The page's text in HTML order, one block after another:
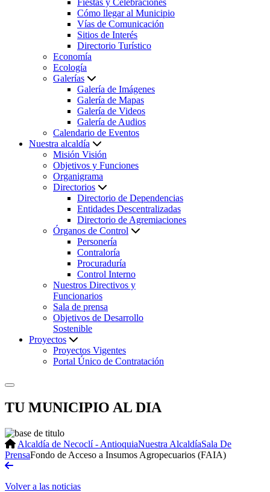
Cómo llegar al Municipio
Vías de Comunicación
Sitios de Interés
Directorio Turístico
Economía
Ecología
Galerías
Galería de Imágenes
Galería de Mapas
Galería de Videos
Galería de Audios
Calendario de Eventos
Nuestra alcaldía
Misión Visión
Objetivos y Funciones
Organigrama
Directorios
Directorio de Dependencias
Entidades Descentralizadas
Directorio de Agremiaciones
Órganos de Control
Personería
Contraloría
Procuraduría
Control Interno
Nuestros Directivos y
Funcionarios
Sala de prensa
Objetivos de Desarrollo
Sostenible
Proyectos
Proyectos Vigentes
Portal Único de Contratación
TU MUNICIPIO AL DIA
Alcaldía de Necoclí - AntioquiaNuestra AlcaldíaSala De
PrensaFondo de Acceso a Insumos Agropecuarios (FAIA)
Volver a las noticias